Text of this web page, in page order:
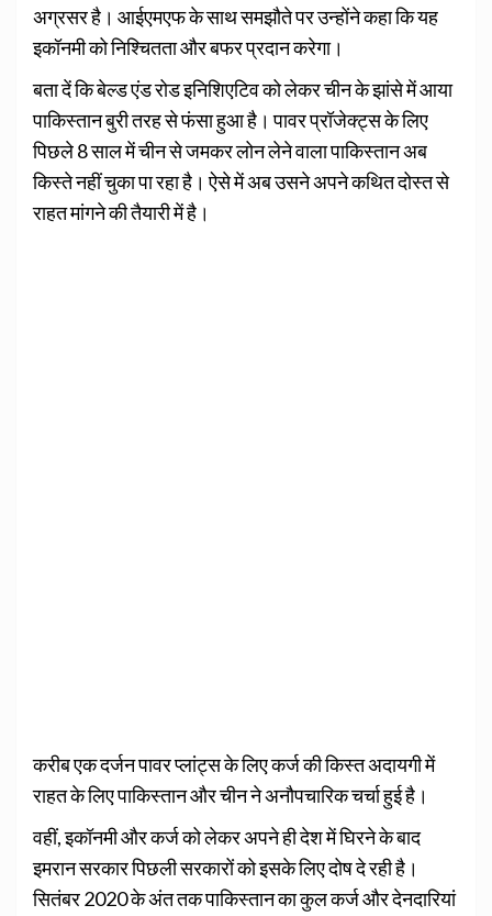
अग्रसर है। आईएमएफ के साथ समझौते पर उन्होंने कहा कि यह
इकॉनमी को निश्चितता और बफर प्रदान करेगा।
बता दें कि बेल्ड एंड रोड इनिशिएटिव को लेकर चीन के झांसे में आया
पाकिस्तान बुरी तरह से फंसा हुआ है। पावर प्रॉजेक्ट्स के लिए
पिछले 8 साल में चीन से जमकर लोन लेने वाला पाकिस्तान अब
किस्ते नहीं चुका पा रहा है। ऐसे में अब उसने अपने कथित दोस्त से
राहत मांगने की तैयारी में है।
करीब एक दर्जन पावर प्लांट्स के लिए कर्ज की किस्त अदायगी में
राहत के लिए पाकिस्तान और चीन ने अनौपचारिक चर्चा हुई है।
वहीं, इकॉनमी और कर्ज को लेकर अपने ही देश में घिरने के बाद
इमरान सरकार पिछली सरकारों को इसके लिए दोष दे रही है।
सितंबर 2020 के अंत तक पाकिस्तान का कुल कर्ज और देनदारियां